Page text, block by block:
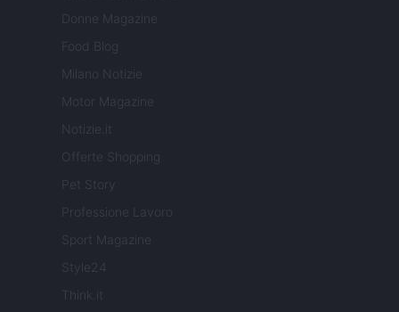
Donne Magazine
Food Blog
Milano Notizie
Motor Magazine
Notizie.it
Offerte Shopping
Pet Story
Professione Lavoro
Sport Magazine
Style24
Think.it